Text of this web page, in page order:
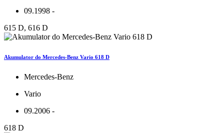
09.1998 -
615 D, 616 D
Akumulator do Mercedes-Benz Vario 618 D
Mercedes-Benz
Vario
09.2006 -
618 D